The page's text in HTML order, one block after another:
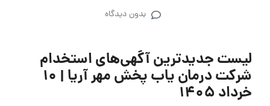
بدون دیدگاه
لیست جدیدترین آگهی‌های استخدام
شرکت درمان یاب پخش مهر آریا | ۱۰
خرداد ۱۴۰۵